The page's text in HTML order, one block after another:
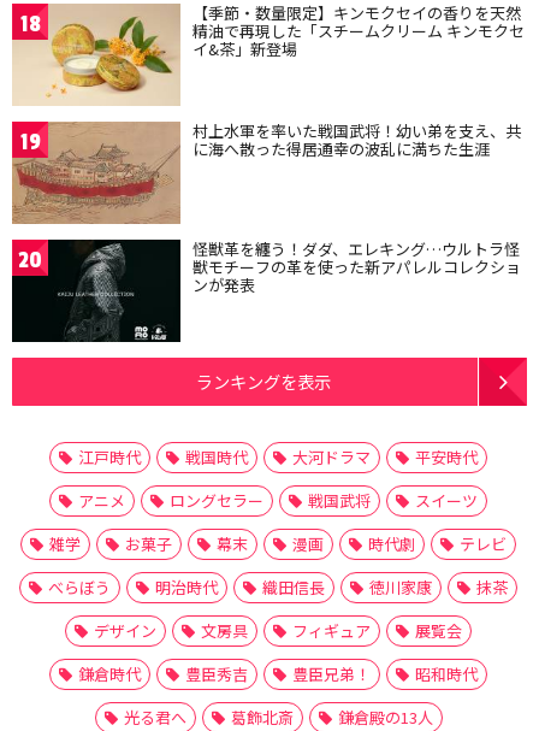
18 【季節・数量限定】キンモクセイの香りを天然
精油で再現した「スチームクリーム キンモクセ
イ&茶」新登場
19 村上水軍を率いた戦国武将！幼い弟を支え、共
に海へ散った得居通幸の波乱に満ちた生涯
20 怪獣革を纏う！ダダ、エレキング…ウルトラ怪
獣モチーフの革を使った新アパレルコレクショ
ンが発表
ランキングを表示
江戸時代 戦国時代 大河ドラマ
平安時代
アニメ
ロングセラー 戦国武将
スイーツ
雑学
お菓子 幕末 漫画 時代劇
テレビ
べらぼう
明治時代 織田信長 徳川家康
抹茶
デザイン
文房具 フィギュア
展覧会
鎌倉時代
豊臣秀吉 豊臣兄弟！
昭和時代
光る君へ
葛飾北斎 鎌倉殿の13人